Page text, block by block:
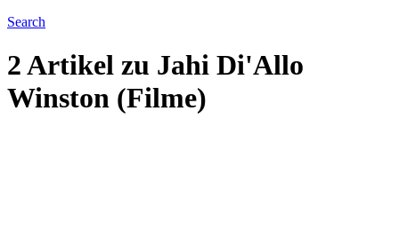
Search
2 Artikel zu Jahi Di'Allo
Winston (Filme)